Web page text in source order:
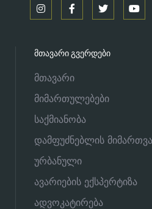
ᲛᲗᲐᲕᲐᲠᲘ ᲒᲕᲔᲠᲓᲔᲑᲘ
მთავარი
მიმართულებები
საქმიანობა
დამფუძნებლის მიმართვა
ურბანული
ავარიების ექსპერტიზა
ადვოკატირება